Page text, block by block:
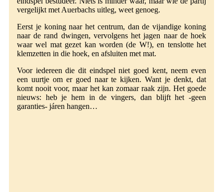
vergelijkt met Auerbachs uitleg, weet genoeg.
Eerst je koning naar het centrum, dan de vijandige koning
naar de rand dwingen, vervolgens het jagen naar de hoek
waar wel mat gezet kan worden (de W!), en tenslotte het
klemzetten in die hoek, en afsluiten met mat.
Voor iedereen die dit eindspel niet goed kent, neem even
een uurtje om er goed naar te kijken. Want je denkt, dat
komt nooit voor, maar het kan zomaar raak zijn. Het goede
nieuws: heb je hem in de vingers, dan blijft het -geen
garanties- járen hangen…